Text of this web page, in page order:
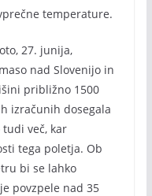
temperature.
27. junija,
nad Slovenijo in
približno 1500
izračunih dosegala
več, kar
tega poletja. Ob
bi se lahko
povzpele nad 35